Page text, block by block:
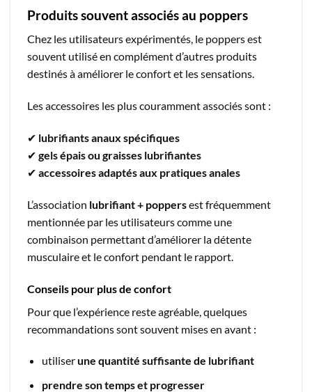
Produits souvent associés au poppers
Chez les utilisateurs expérimentés, le poppers est
souvent utilisé en complément d’autres produits
destinés à améliorer le confort et les sensations.
Les accessoires les plus couramment associés sont :
✔ lubrifiants anaux spécifiques
✔ gels épais ou graisses lubrifiantes
✔ accessoires adaptés aux pratiques anales
L’association lubrifiant + poppersest fréquemment
mentionnée par les utilisateurs comme une
combinaison permettant d’améliorer la détente
musculaire et le confort pendant le rapport.
Conseils pour plus de confort
Pour que l’expérience reste agréable, quelques
recommandations sont souvent mises en avant :
utiliserune quantité suffisante de lubrifiant
prendre son temps et progresser